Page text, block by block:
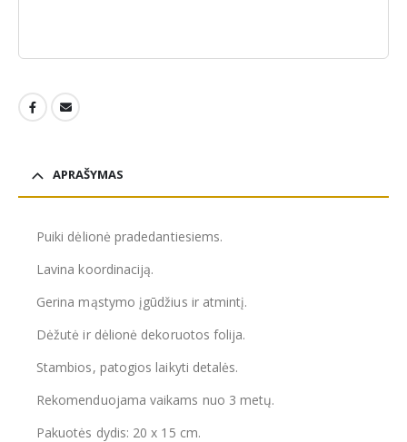
APRAŠYMAS
Puiki dėlionė pradedantiesiems.
Lavina koordinaciją.
Gerina mąstymo įgūdžius ir atmintį.
Dėžutė ir dėlionė dekoruotos folija.
Stambios, patogios laikyti detalės.
Rekomenduojama vaikams nuo 3 metų.
Pakuotės dydis: 20 x 15 cm.